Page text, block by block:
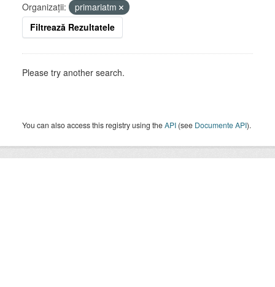
Organizații:
primariatm
Filtrează Rezultatele
Please try another search.
You can also access this registry using theAPI (see Documente API).